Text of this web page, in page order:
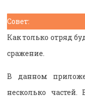
Совет:
Как только отряд
сражение.
В данном
несколько